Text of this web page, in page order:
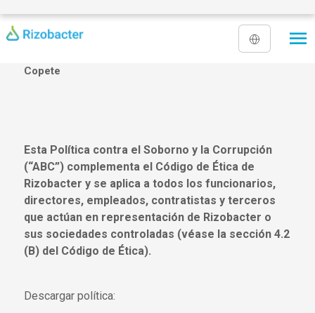
Copete
Esta Política contra el Soborno y la Corrupción
(“ABC”) complementa el Código de Ética de
Rizobacter y se aplica a todos los funcionarios,
directores, empleados, contratistas y terceros
que actúan en representación de Rizobacter o
sus sociedades controladas (véase la sección 4.2
(B) del Código de Ética).
Descargar política: